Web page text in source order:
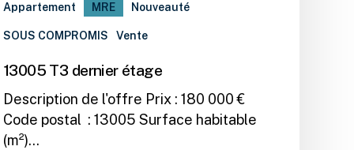
Appartement MRE Nouveauté
SOUS COMPROMIS Vente
13005 T3 dernier étage
Description de l'offre Prix : 180 000 €
Code postal : 13005 Surface habitable
(m²)…